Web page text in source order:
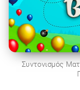
Συντονισμός